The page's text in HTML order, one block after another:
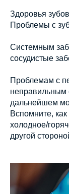
Здоровья
Проблемы с
Системным
сосудистые
Проблемам с
неправильным
дальнейшем
Вспомните,
холодное/
другой